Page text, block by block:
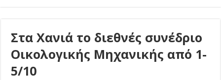
Στα Χανιά το διεθνές συνέδριο
Οικολογικής Μηχανικής από 1-
5/10